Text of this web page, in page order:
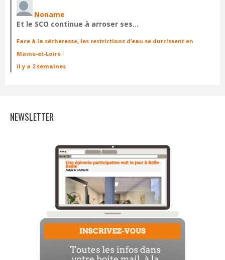
Noname
Et le SCO continue à arroser ses…
Face à la sécheresse, les restrictions d’eau se durcissent en
Maine-et-Loire ·
il y a 2 semaines
NEWSLETTER